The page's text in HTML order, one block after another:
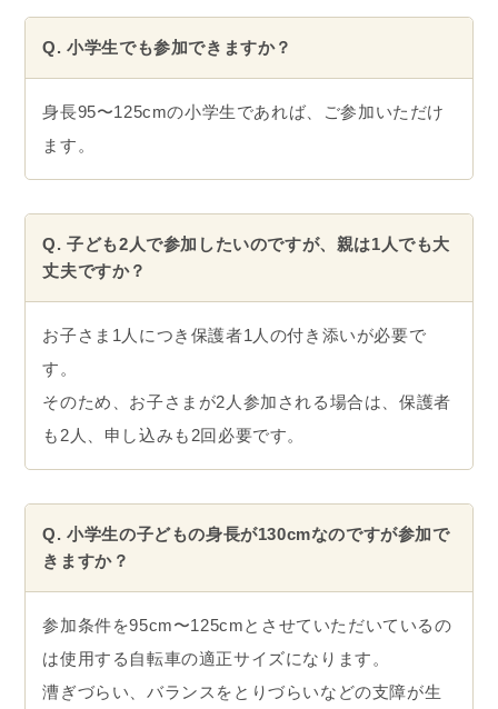
Q. 小学生でも参加できますか？
身長95〜125cmの小学生であれば、ご参加いただけ
ます。
Q. 子ども2人で参加したいのですが、親は1人でも大
丈夫ですか？
お子さま1人につき保護者1人の付き添いが必要で
す。
そのため、お子さまが2人参加される場合は、保護者
も2人、申し込みも2回必要です。
Q. 小学生の子どもの身長が130cmなのですが参加で
きますか？
参加条件を95cm〜125cmとさせていただいているの
は使用する自転車の適正サイズになります。
漕ぎづらい、バランスをとりづらいなどの支障が生